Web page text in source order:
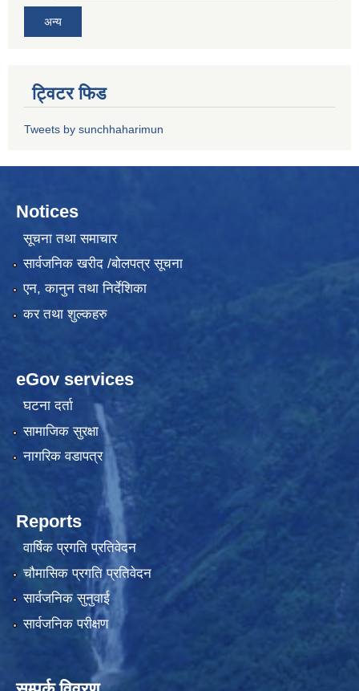
अन्य
ट्विटर फिड
Tweets by sunchhaharimun
Notices
सूचना तथा समाचार
सार्वजनिक खरीद /बोलपत्र सूचना
एन, कानुन तथा निर्देशिका
कर तथा शुल्कहरु
eGov services
घटना दर्ता
सामाजिक सुरक्षा
नागरिक वडापत्र
Reports
वार्षिक प्रगति प्रतिवेदन
चौमासिक प्रगति प्रतिवेदन
सार्वजनिक सुनुवाई
सार्वजनिक परीक्षण